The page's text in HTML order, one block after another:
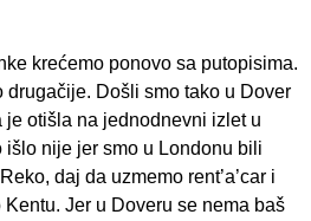
krećemo ponovo sa putopisima.
drugačije. Došli smo tako u Dover
je otišla na jednodnevni izlet u
išlo nije jer smo u Londonu bili
daj da uzmemo rent’a’car i
Jer u Doveru se nema baš